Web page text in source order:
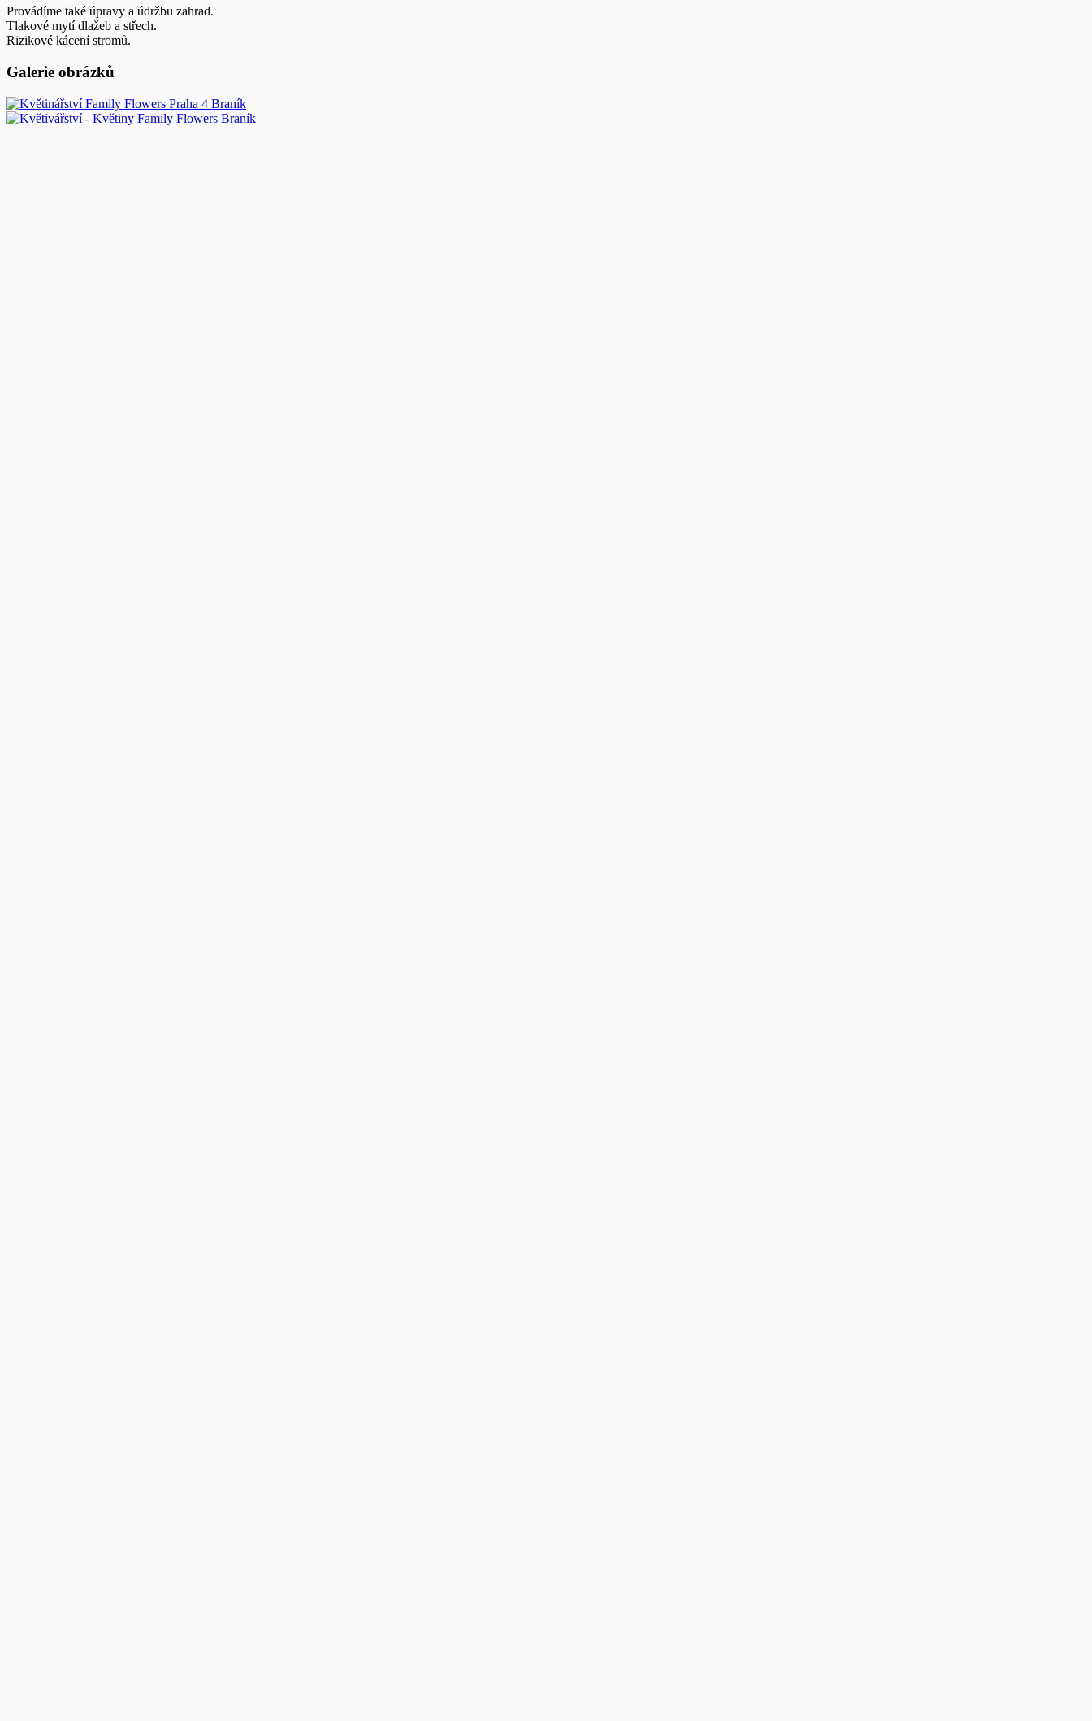
Provádíme také úpravy a údržbu zahrad.
Tlakové mytí dlažeb a střech.
Rizikové kácení stromů.
Galerie obrázků